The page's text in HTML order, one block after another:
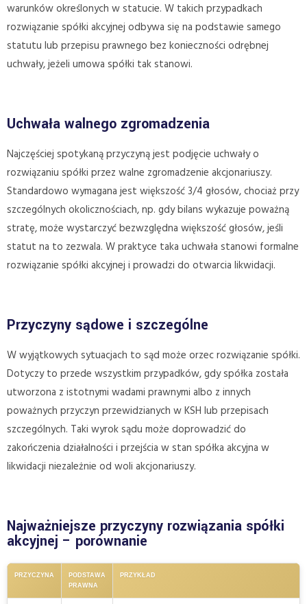
warunków określonych w statucie. W takich przypadkach
rozwiązanie spółki akcyjnej odbywa się na podstawie samego
statutu lub przepisu prawnego bez konieczności odrębnej
uchwały, jeżeli umowa spółki tak stanowi.
Uchwała walnego zgromadzenia
Najczęściej spotykaną przyczyną jest podjęcie uchwały o
rozwiązaniu spółki przez walne zgromadzenie akcjonariuszy.
Standardowo wymagana jest większość 3/4 głosów, chociaż przy
szczególnych okolicznościach, np. gdy bilans wykazuje poważną
stratę, może wystarczyć bezwzględna większość głosów, jeśli
statut na to zezwala. W praktyce taka uchwała stanowi formalne
rozwiązanie spółki akcyjnej i prowadzi do otwarcia likwidacji.
Przyczyny sądowe i szczególne
W wyjątkowych sytuacjach to sąd może orzec rozwiązanie spółki.
Dotyczy to przede wszystkim przypadków, gdy spółka została
utworzona z istotnymi wadami prawnymi albo z innych
poważnych przyczyn przewidzianych w KSH lub przepisach
szczególnych. Taki wyrok sądu może doprowadzić do
zakończenia działalności i przejścia w stan spółka akcyjna w
likwidacji niezależnie od woli akcjonariuszy.
Najważniejsze przyczyny rozwiązania spółki
akcyjnej – porównanie
PRZYCZYNA
PODSTAWA
PRAWNA
PRZYKŁAD